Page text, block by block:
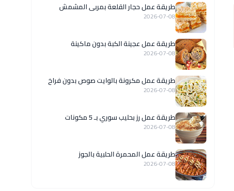
طريقة عمل حجار القلعة بمربى المشمش
2026-07-08
طريقة عمل عجينة الكبة بدون ماكينة
2026-07-08
طريقة عمل مكرونة بالوايت صوص بدون فراخ
2026-07-08
طريقة عمل رز بحليب سوري بـ 5 مكونات
2026-07-08
طريقة عمل المحمرة الحلبية بالجوز
2026-07-08